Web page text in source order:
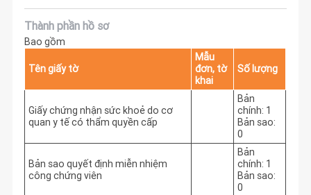
Thành phần hồ sơ
Bao gồm
Tên giấy tờ
Mẫu
đơn, tờ
khai
Số lượng
Giấy chứng nhận sức khoẻ do cơ
quan y tế có thẩm quyền cấp
Bản
chính: 1
Bản sao:
0
Bản sao quyết định miễn nhiệm
công chứng viên
Bản
chính: 1
Bản sao:
0